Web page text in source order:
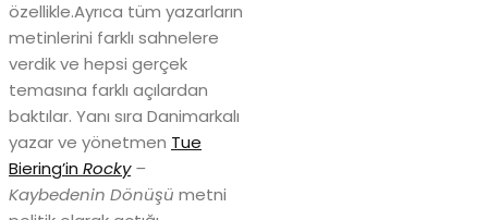
özellikle.Ayrıca tüm yazarların
metinlerini farklı sahnelere
verdik ve hepsi gerçek
temasına farklı açılardan
baktılar. Yanı sıra Danimarkalı
yazar ve yönetmen Tue
Biering’in Rocky–
Kaybedenin Dönüşü metni